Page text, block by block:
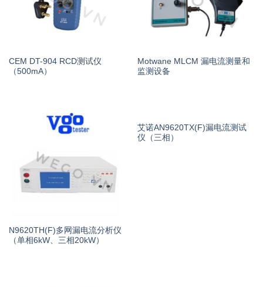
CEM DT-904 RCD测试仪
（500mA）
Motwane MLCM 漏电流测量和
监测设备
N9620TH(F)多网漏电流分析仪
（单相6kW、三相20kW）
艾诺AN9620TX(F)漏电流测试
仪（三相）